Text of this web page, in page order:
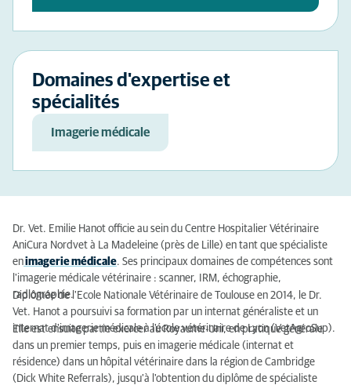
Domaines d'expertise et
spécialités
Imagerie médicale
Dr. Vet. Emilie Hanot officie au sein du Centre Hospitalier Vétérinaire
AniCura Nordvet à La Madeleine (près de Lille) en tant que spécialiste
enimagerie médicale. Ses principaux domaines de compétences sont
l'imagerie médicale vétérinaire : scanner, IRM, échographie,
radiographie.
Diplômée de l'Ecole Nationale Vétérinaire de Toulouse en 2014, le Dr.
Vet. Hanot a poursuivi sa formation par un internat généraliste et un
internat d'imagerie médicale à l'école vétérinaire de Lyon (VetAgroSup).
Elle est ensuite partie exercer au Royaume-Uni, en pratique générale
dans un premier temps, puis en imagerie médicale (internat et
résidence) dans un hôpital vétérinaire dans la région de Cambridge
(Dick White Referrals), jusqu'à l'obtention du diplôme de spécialiste